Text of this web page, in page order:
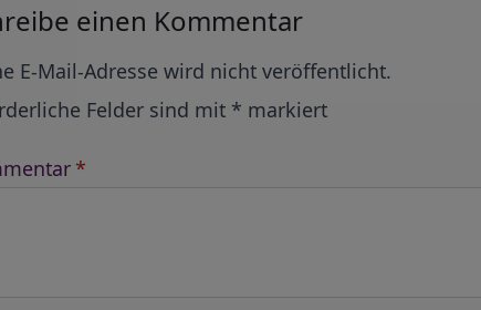
einen Kommentar
E-Mail-Adresse wird nicht veröffentlicht.
Felder sind mit * markiert
*